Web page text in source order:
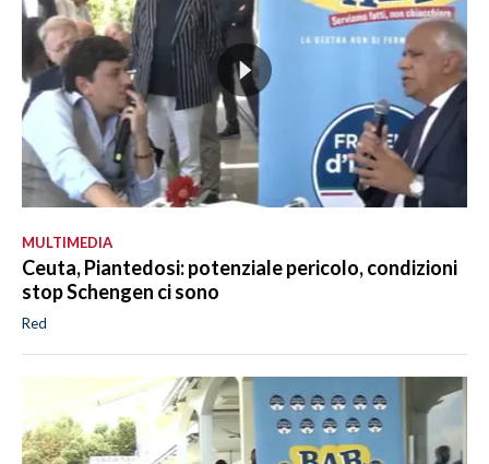
MULTIMEDIA
Ceuta, Piantedosi: potenziale pericolo, condizioni
stop Schengen ci sono
Red